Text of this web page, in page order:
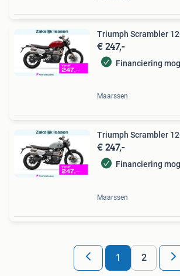
Triumph Scrambler
€ 247,-
Financiering
Maarssen
Triumph Scrambler
€ 247,-
Financiering
Maarssen
1 2